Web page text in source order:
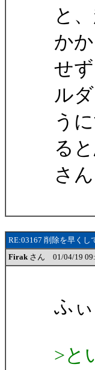
と
か
せ
ル
う
る
さん
RE:03167 削除を早くし
Firak さん 01/04/19
ふ
>と